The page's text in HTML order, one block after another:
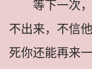
等下一次
不出来，不信
死你还能再来